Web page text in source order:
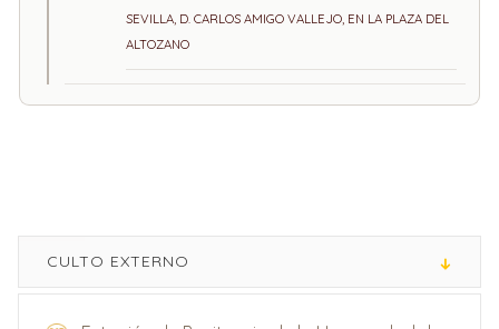
SEVILLA, D. CARLOS AMIGO VALLEJO, EN LA PLAZA DEL
ALTOZANO
CULTO EXTERNO